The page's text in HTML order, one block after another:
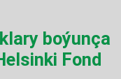
boýunça
Fond